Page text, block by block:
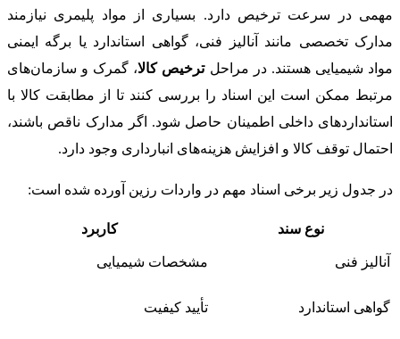
مهمی در سرعت ترخیص دارد. بسیاری از مواد پلیمری نیازمند
مدارک تخصصی مانند آنالیز فنی، گواهی استاندارد یا برگه ایمنی
مواد شیمیایی هستند. در مراحلترخیص کالا، گمرک و سازمان‌های
مرتبط ممکن است این اسناد را بررسی کنند تا از مطابقت کالا با
استانداردهای داخلی اطمینان حاصل شود. اگر مدارک ناقص باشند،
احتمال توقف کالا و افزایش هزینه‌های انبارداری وجود دارد.
در جدول زیر برخی اسناد مهم در واردات رزین آورده شده است:
نوع سند کاربرد
آنالیز فنی مشخصات شیمیایی
گواهی استاندارد تأیید کیفیت